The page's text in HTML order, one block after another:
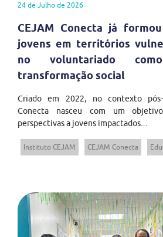
24 de Julho de 2026
CEJAM Conecta já
jovens em territórios
no voluntariado
transformação social
Criado em 2022, no contexto pós-
Conecta nasceu com um
perspectivas a jovens impactados...
Instituto CEJAM CEJAM Conecta